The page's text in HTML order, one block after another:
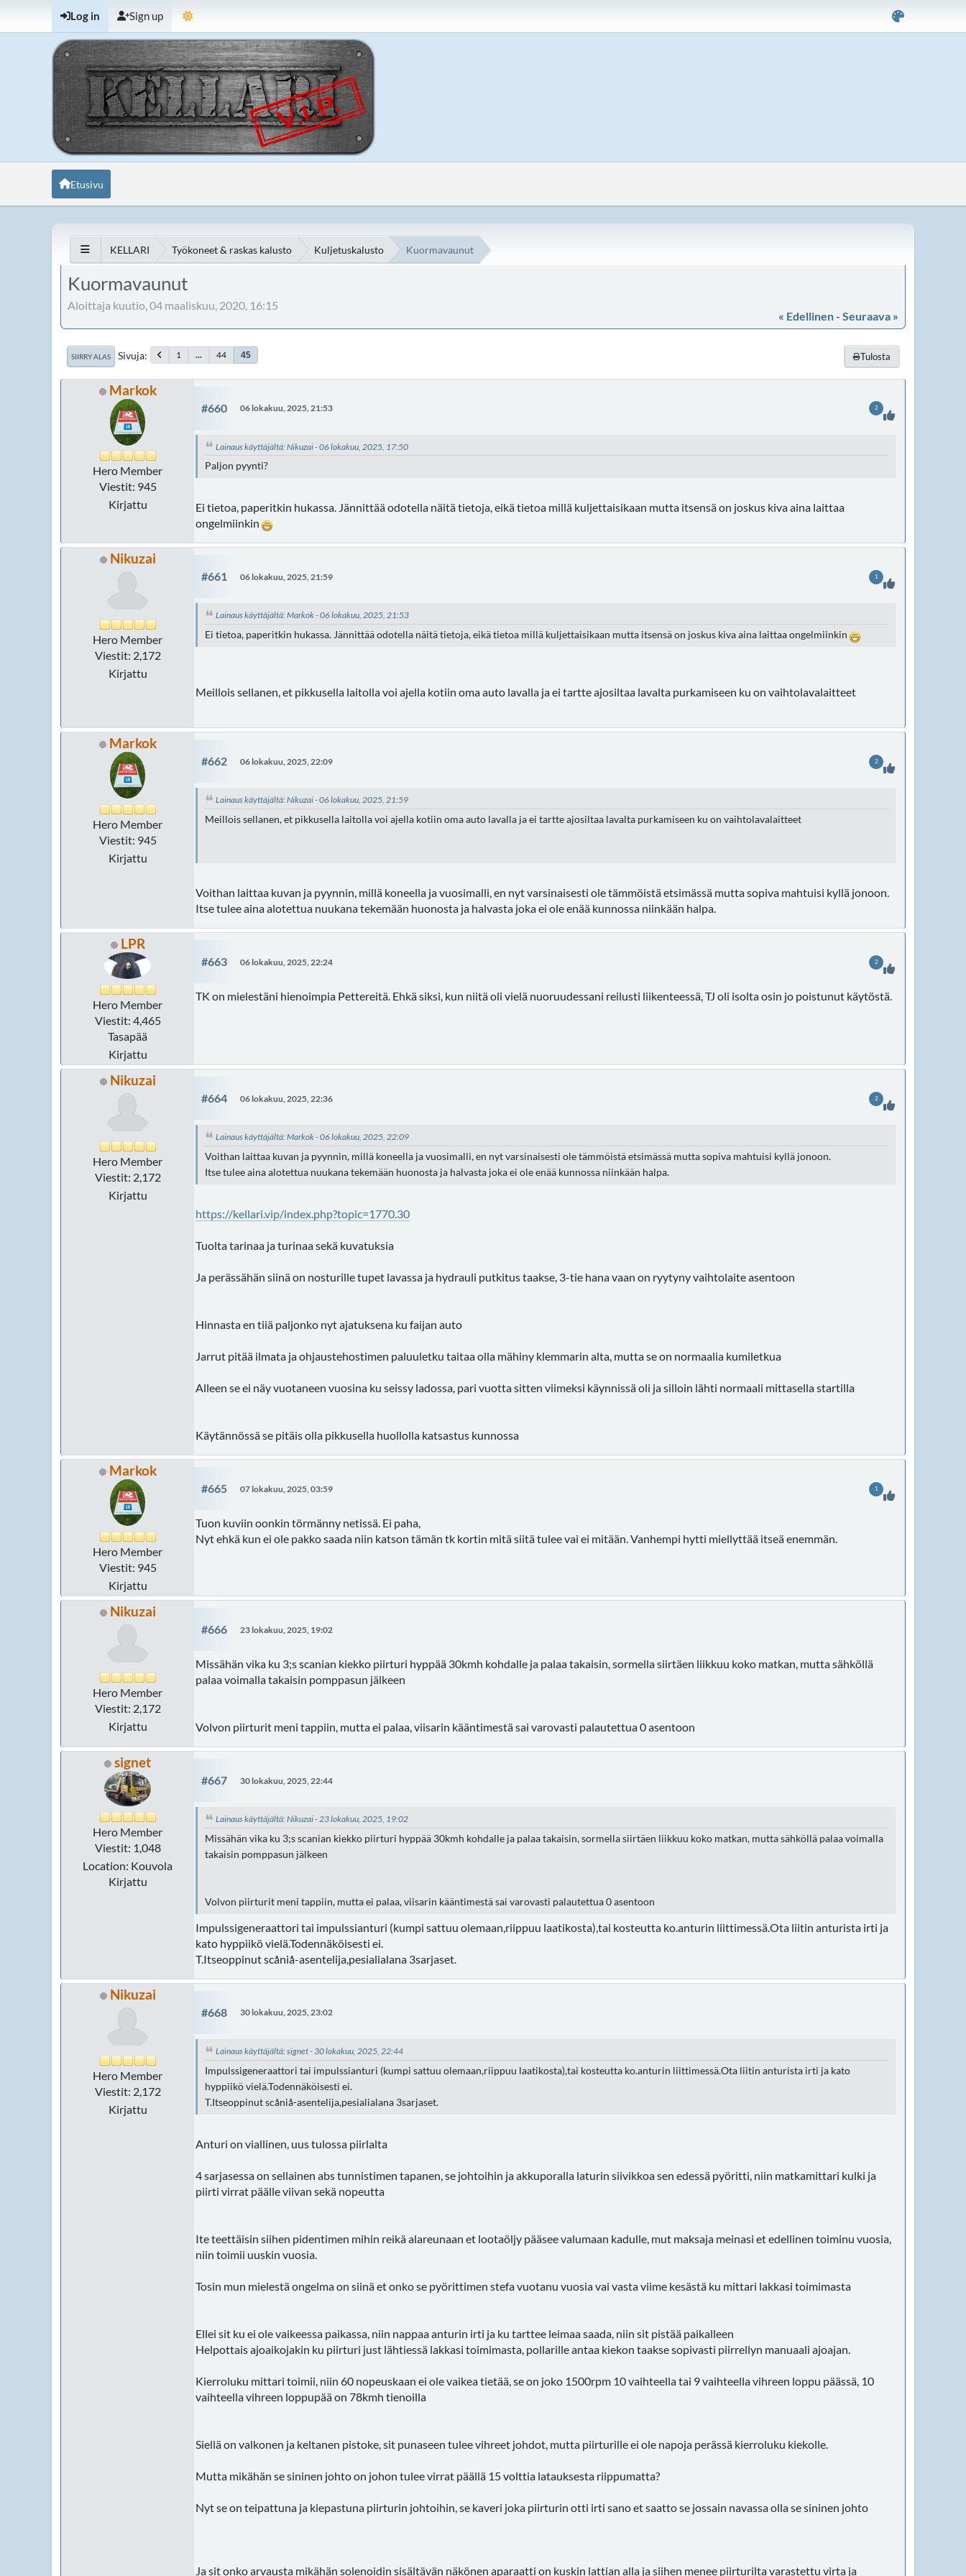
Log in Sign up
Etusivu
KELLARI Työkoneet & raskas kalusto Kuljetuskalusto Kuormavaunut
Kuormavaunut
Aloittaja kuutio, 04 maaliskuu, 2020, 16:15
« Edellinen- Seuraava »
Tulosta
SIIRRY ALAS Sivuja 1 ... 44 45
Markok
Hero Member
Viestit: 945
Kirjattu
#660 06 lokakuu, 2025, 21:53
Lainaus käyttäjältä: Nikuzai - 06 lokakuu, 2025, 17:50
Paljon pyynti?
Ei tietoa, paperitkin hukassa. Jännittää odotella näitä tietoja, eikä tietoa millä kuljettaisikaan mutta itsensä on joskus kiva aina laittaa
ongelmiinkin
2
Nikuzai
Hero Member
Viestit: 2,172
Kirjattu
#661 06 lokakuu, 2025, 21:59
Lainaus käyttäjältä: Markok - 06 lokakuu, 2025, 21:53
Ei tietoa, paperitkin hukassa. Jännittää odotella näitä tietoja, eikä tietoa millä kuljettaisikaan mutta itsensä on joskus kiva aina laittaa ongelmiinkin
Meillois sellanen, et pikkusella laitolla voi ajella kotiin oma auto lavalla ja ei tartte ajosiltaa lavalta purkamiseen ku on vaihtolavalaitteet
1
Markok
Hero Member
Viestit: 945
Kirjattu
#662 06 lokakuu, 2025, 22:09
Lainaus käyttäjältä: Nikuzai - 06 lokakuu, 2025, 21:59
Meillois sellanen, et pikkusella laitolla voi ajella kotiin oma auto lavalla ja ei tartte ajosiltaa lavalta purkamiseen ku on vaihtolavalaitteet
Voithan laittaa kuvan ja pyynnin, millä koneella ja vuosimalli, en nyt varsinaisesti ole tämmöistä etsimässä mutta sopiva mahtuisi kyllä jonoon.
Itse tulee aina alotettua nuukana tekemään huonosta ja halvasta joka ei ole enää kunnossa niinkään halpa.
2
LPR
Hero Member
Viestit: 4,465
Tasapää
Kirjattu
#663 06 lokakuu, 2025, 22:24
TK on mielestäni hienoimpia Pettereitä. Ehkä siksi, kun niitä oli vielä nuoruudessani reilusti liikenteessä, TJ oli isolta osin jo poistunut käytöstä.
2
Nikuzai
Hero Member
Viestit: 2,172
Kirjattu
#664 06 lokakuu, 2025, 22:36
Lainaus käyttäjältä: Markok - 06 lokakuu, 2025, 22:09
Voithan laittaa kuvan ja pyynnin, millä koneella ja vuosimalli, en nyt varsinaisesti ole tämmöistä etsimässä mutta sopiva mahtuisi kyllä jonoon.
Itse tulee aina alotettua nuukana tekemään huonosta ja halvasta joka ei ole enää kunnossa niinkään halpa.
https://kellari.vip/index.php?topic=1770.30
Tuolta tarinaa ja turinaa sekä kuvatuksia
Ja perässähän siinä on nosturille tupet lavassa ja hydrauli putkitus taakse, 3-tie hana vaan on ryytyny vaihtolaite asentoon
Hinnasta en tiiä paljonko nyt ajatuksena ku faijan auto
Jarrut pitää ilmata ja ohjaustehostimen paluuletku taitaa olla mähiny klemmarin alta, mutta se on normaalia kumiletkua
Alleen se ei näy vuotaneen vuosina ku seissy ladossa, pari vuotta sitten viimeksi käynnissä oli ja silloin lähti normaali mittasella startilla
Käytännössä se pitäis olla pikkusella huollolla katsastus kunnossa
2
Markok
Hero Member
Viestit: 945
Kirjattu
#665 07 lokakuu, 2025, 03:59
Tuon kuviin oonkin törmänny netissä. Ei paha,
Nyt ehkä kun ei ole pakko saada niin katson tämän tk kortin mitä siitä tulee vai ei mitään. Vanhempi hytti miellyttää itseä enemmän.
1
Nikuzai
Hero Member
Viestit: 2,172
Kirjattu
#666 23 lokakuu, 2025, 19:02
Missähän vika ku 3;s scanian kiekko piirturi hyppää 30kmh kohdalle ja palaa takaisin, sormella siirtäen liikkuu koko matkan, mutta sähköllä
palaa voimalla takaisin pomppasun jälkeen
Volvon piirturit meni tappiin, mutta ei palaa, viisarin kääntimestä sai varovasti palautettua 0 asentoon
signet
Hero Member
Viestit: 1,048
Location: Kouvola
Kirjattu
#667 30 lokakuu, 2025, 22:44
Lainaus käyttäjältä: Nikuzai - 23 lokakuu, 2025, 19:02
Missähän vika ku 3;s scanian kiekko piirturi hyppää 30kmh kohdalle ja palaa takaisin, sormella siirtäen liikkuu koko matkan, mutta sähköllä palaa voimalla
takaisin pomppasun jälkeen
Volvon piirturit meni tappiin, mutta ei palaa, viisarin kääntimestä sai varovasti palautettua 0 asentoon
Impulssigeneraattori tai impulssianturi (kumpi sattuu olemaan,riippuu laatikosta),tai kosteutta ko.anturin liittimessä.Ota liitin anturista irti ja
kato hyppiikö vielä.Todennäköisesti ei.
T.Itseoppinut scåniå-asentelija,pesialialana 3sarjaset.
Nikuzai
Hero Member
Viestit: 2,172
Kirjattu
#668 30 lokakuu, 2025, 23:02
Lainaus käyttäjältä: signet - 30 lokakuu, 2025, 22:44
Impulssigeneraattori tai impulssianturi (kumpi sattuu olemaan,riippuu laatikosta),tai kosteutta ko.anturin liittimessä.Ota liitin anturista irti ja kato
hyppiikö vielä.Todennäköisesti ei.
T.Itseoppinut scåniå-asentelija,pesialialana 3sarjaset.
Anturi on viallinen, uus tulossa piirlalta
4 sarjasessa on sellainen abs tunnistimen tapanen, se johtoihin ja akkuporalla laturin siivikkoa sen edessä pyöritti, niin matkamittari kulki ja
piirti virrat päälle viivan sekä nopeutta
Ite teettäisin siihen pidentimen mihin reikä alareunaan et lootaöljy pääsee valumaan kadulle, mut maksaja meinasi et edellinen toiminu vuosia,
niin toimii uuskin vuosia.
Tosin mun mielestä ongelma on siinä et onko se pyörittimen stefa vuotanu vuosia vai vasta viime kesästä ku mittari lakkasi toimimasta
Ellei sit ku ei ole vaikeessa paikassa, niin nappaa anturin irti ja ku tarttee leimaa saada, niin sit pistää paikalleen
Helpottais ajoaikojakin ku piirturi just lähtiessä lakkasi toimimasta, pollarille antaa kiekon taakse sopivasti piirrellyn manuaali ajoajan.
Kierroluku mittari toimii, niin 60 nopeuskaan ei ole vaikea tietää, se on joko 1500rpm 10 vaihteella tai 9 vaihteella vihreen loppu päässä, 10
vaihteella vihreen loppupää on 78kmh tienoilla
Siellä on valkonen ja keltanen pistoke, sit punaseen tulee vihreet johdot, mutta piirturille ei ole napoja perässä kierroluku kiekolle.
Mutta mikähän se sininen johto on johon tulee virrat päällä 15 volttia latauksesta riippumatta?
Nyt se on teipattuna ja kiepastuna piirturin johtoihin, se kaveri joka piirturin otti irti sano et saatto se jossain navassa olla se sininen johto
Ja sit onko arvausta mikähän solenoidin sisältävän näkönen aparaatti on kuskin lattian alla ja siihen menee piirturilta varastettu virta ja